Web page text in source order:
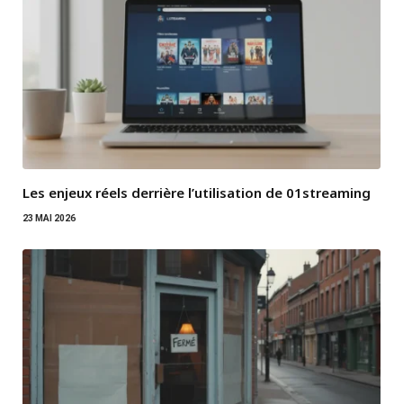
Les enjeux réels derrière l’utilisation de 01streaming
23 MAI 2026